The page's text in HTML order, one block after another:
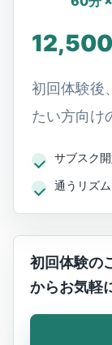
12,500
初回体験後
たい方向け
サブスク
通うリズ
初回体験の
からお気軽